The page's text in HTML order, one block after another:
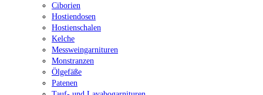
Ciborien
Hostiendosen
Hostienschalen
Kelche
Messweingarnituren
Monstranzen
Ölgefäße
Patenen